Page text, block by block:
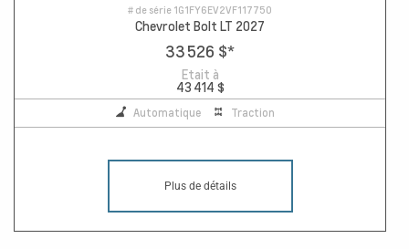
# de série 1G1FY6EV2VF117750
Chevrolet Bolt LT 2027
33 526 $*
Etait à
43 414 $
Automatique Traction
Plus de détails